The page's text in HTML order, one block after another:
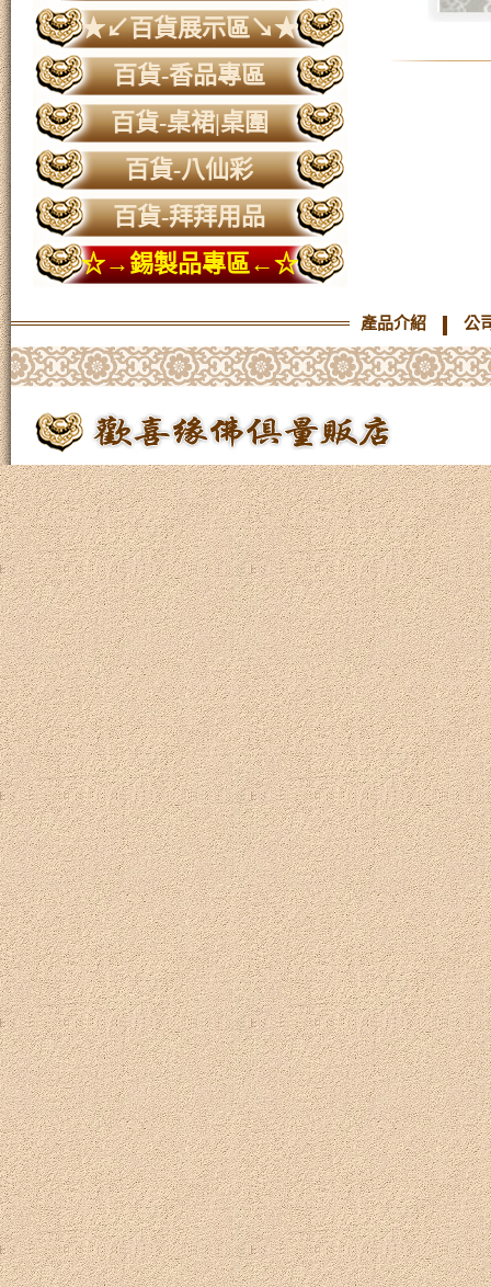
★↙百貨展示區↘★
百貨-香品專區
百貨-桌裙|桌圍
百貨-八仙彩
百貨-拜拜用品
☆→錫製品專區←☆
產品介紹 公